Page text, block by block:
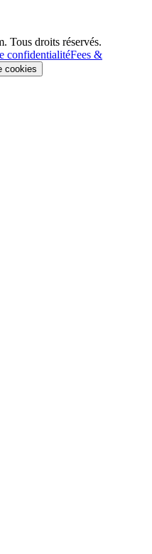
Tous droits réservés.
confidentialitéFees &
cookies